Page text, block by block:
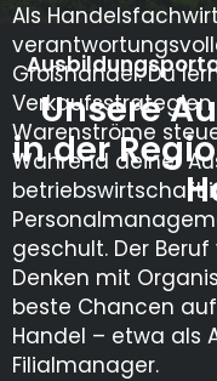
Unsere
in der
Als
Großhandel. Du
Warenströme
Während deiner
geschult. Der
Denken mit
beste Chancen
Handel – etwa als
Filialmanager.